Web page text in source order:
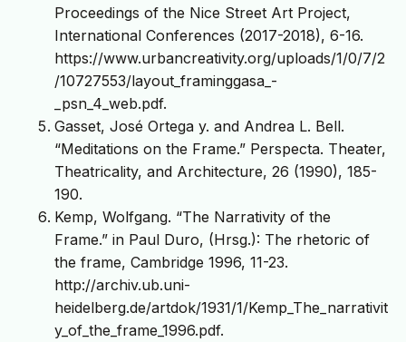
Proceedings of the Nice Street Art Project,
International Conferences (2017-2018), 6-16.
https://www.urbancreativity.org/uploads/1/0/7/2
/10727553/layout_framinggasa_-
_psn_4_web.pdf.
Gasset, José Ortega y. and Andrea L. Bell.
“Meditations on the Frame.” Perspecta. Theater,
Theatricality, and Architecture, 26 (1990), 185-
190.
Kemp, Wolfgang. “The Narrativity of the
Frame.” in Paul Duro, (Hrsg.): The rhetoric of
the frame, Cambridge 1996, 11-23.
http://archiv.ub.uni-
heidelberg.de/artdok/1931/1/Kemp_The_narrativit
y_of_the_frame_1996.pdf.